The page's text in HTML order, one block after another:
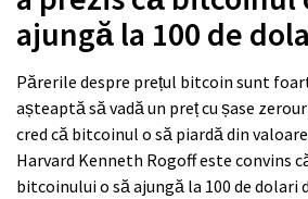
ajungă la 100 de
Părerile despre prețul bitcoin sunt
așteaptă să vadă un preț cu șase
cred că bitcoinul o să piardă din
Harvard Kenneth Rogoff este convins
bitcoinului o să ajungă la 100 de dolari